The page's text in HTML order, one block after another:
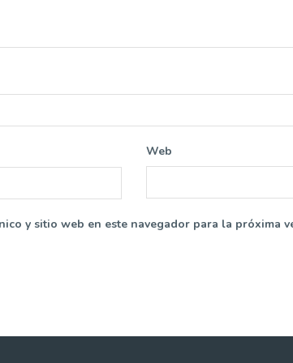
Web
y sitio web en este navegador para la próxima